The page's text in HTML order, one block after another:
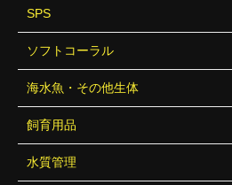
SPS
ソフトコーラル
海水魚・その他生体
飼育用品
水質管理